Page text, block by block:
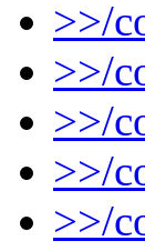
>>/
>>/
>>/
>>/
>>/